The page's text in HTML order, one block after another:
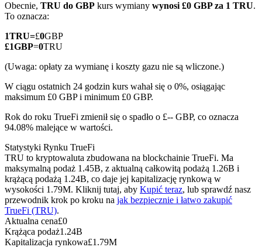
Instrumenty pochodne na akcje, forex, metale szlachetne i
towary
Kontrakty futures wykorzystujące USDC jako zabezpieczenie
Obecnie, TRU do GBP kurs wymiany wynosi £0 GBP za 1 TRU.
To oznacza:
1TRU=£0GBP
£1GBP=0TRU
(Uwaga: opłaty za wymianę i koszty gazu nie są wliczone.)
W ciągu ostatnich 24 godzin kurs wahał się o 0%, osiągając
maksimum £0 GBP i minimum £0 GBP.
Rok do roku TrueFi zmienił się o spadło o £-- GBP, co oznacza
94.08% malejące w wartości.
Statystyki Rynku TrueFi
TRU to kryptowaluta zbudowana na blockchainie TrueFi. Ma
maksymalną podaż 1.45B, z aktualną całkowitą podażą 1.26B i
krążącą podażą 1.24B, co daje jej kapitalizację rynkową w
wysokości 1.79M. Kliknij tutaj, aby Kupić teraz, lub sprawdź nasz
przewodnik krok po kroku na jak bezpiecznie i łatwo zakupić
TrueFi (TRU).
Aktualna cena£0
Krążąca podaż1.24B
Kapitalizacja rynkowa£1.79M